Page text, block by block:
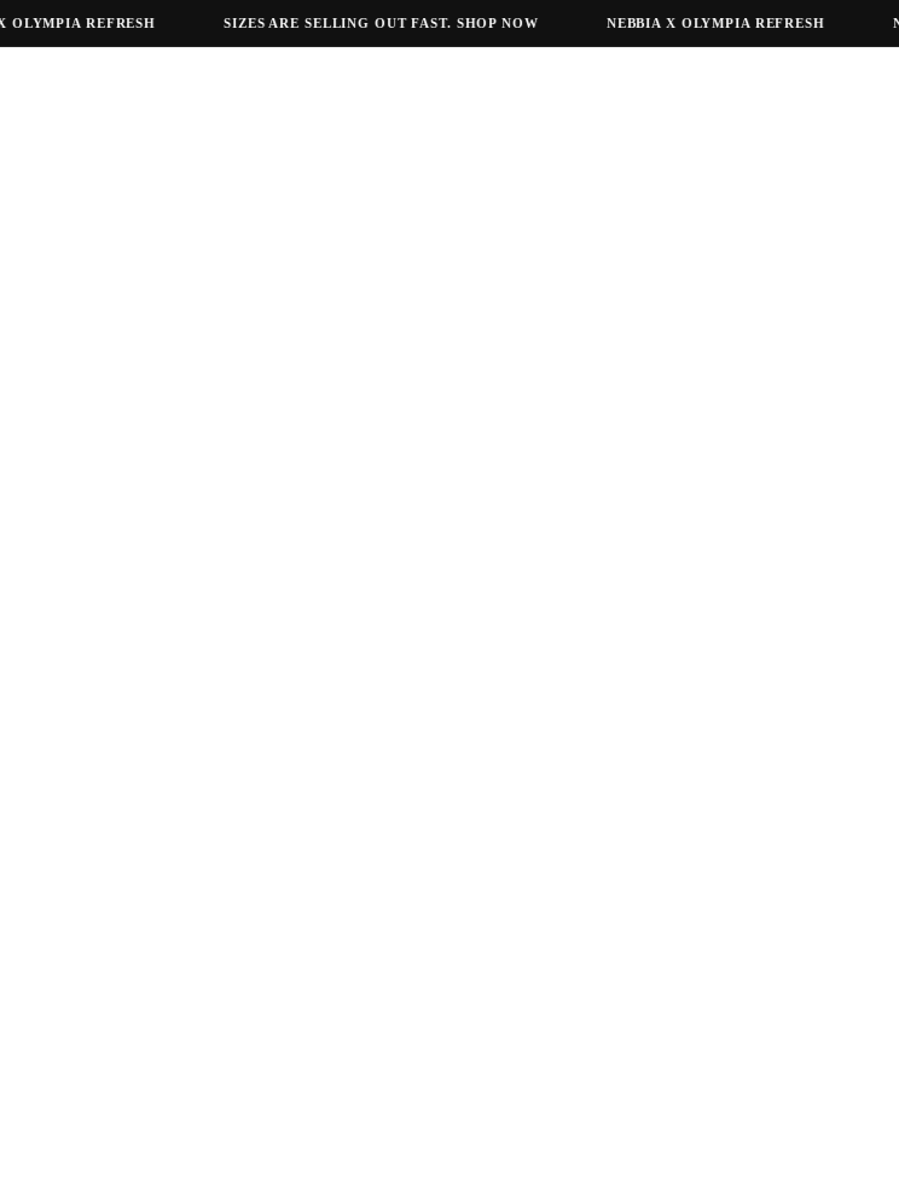
REFRESH SIZES ARE SELLING OUT FAST. SHOP NOW NEBBIA X OLYMPIA REFRESH